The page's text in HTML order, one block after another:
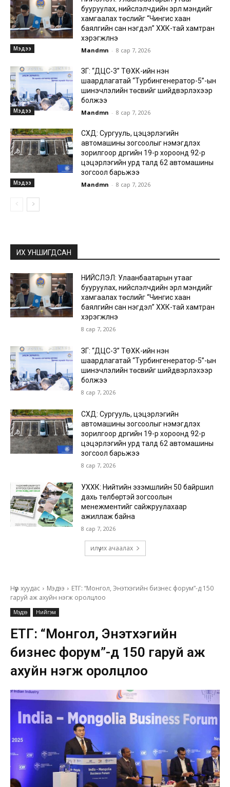
Мэдээ
бууруулах, нийслэлчүүдийн эрүүл мэндийг
хамгаалах төслийг “Чингис хаан
баялгийн сан нэгдэл” ХХК-тай хамтран
хэрэгжүүлнэ
Mandmn - 8 сар 7, 2026
Мэдээ
ЗГ: “ДЦС-3” ТӨХК-ийн нэн
шаардлагатай “Турбингенератор-5”-ын
шинэчлэлийн төсвийг шийдвэрлэхээр
болжээ
Mandmn - 8 сар 7, 2026
Мэдээ
СХД: Сургууль, цэцэрлэгийн
автомашины зогсоолыг нэмэгдүүлэх
зорилгоор дүүргийн 19-р хороонд 92-р
цэцэрлэгийн урд талд 62 автомашины
зогсоол барьжээ
Mandmn - 8 сар 7, 2026
ИХ УНШИГДСАН
НИЙСЛЭЛ: Улаанбаатарын утааг
бууруулах, нийслэлчүүдийн эрүүл мэндийг
хамгаалах төслийг “Чингис хаан
баялгийн сан нэгдэл” ХХК-тай хамтран
хэрэгжүүлнэ
8 сар 7, 2026
ЗГ: “ДЦС-3” ТӨХК-ийн нэн
шаардлагатай “Турбингенератор-5”-ын
шинэчлэлийн төсвийг шийдвэрлэхээр
болжээ
8 сар 7, 2026
СХД: Сургууль, цэцэрлэгийн
автомашины зогсоолыг нэмэгдүүлэх
зорилгоор дүүргийн 19-р хороонд 92-р
цэцэрлэгийн урд талд 62 автомашины
зогсоол барьжээ
8 сар 7, 2026
УХХК: Нийтийн эзэмшлийн 50 байршил
дахь төлбөртэй зогсоолын
менежментийг сайжруулахаар
ажиллаж байна
8 сар 7, 2026
илүү их ачаалах